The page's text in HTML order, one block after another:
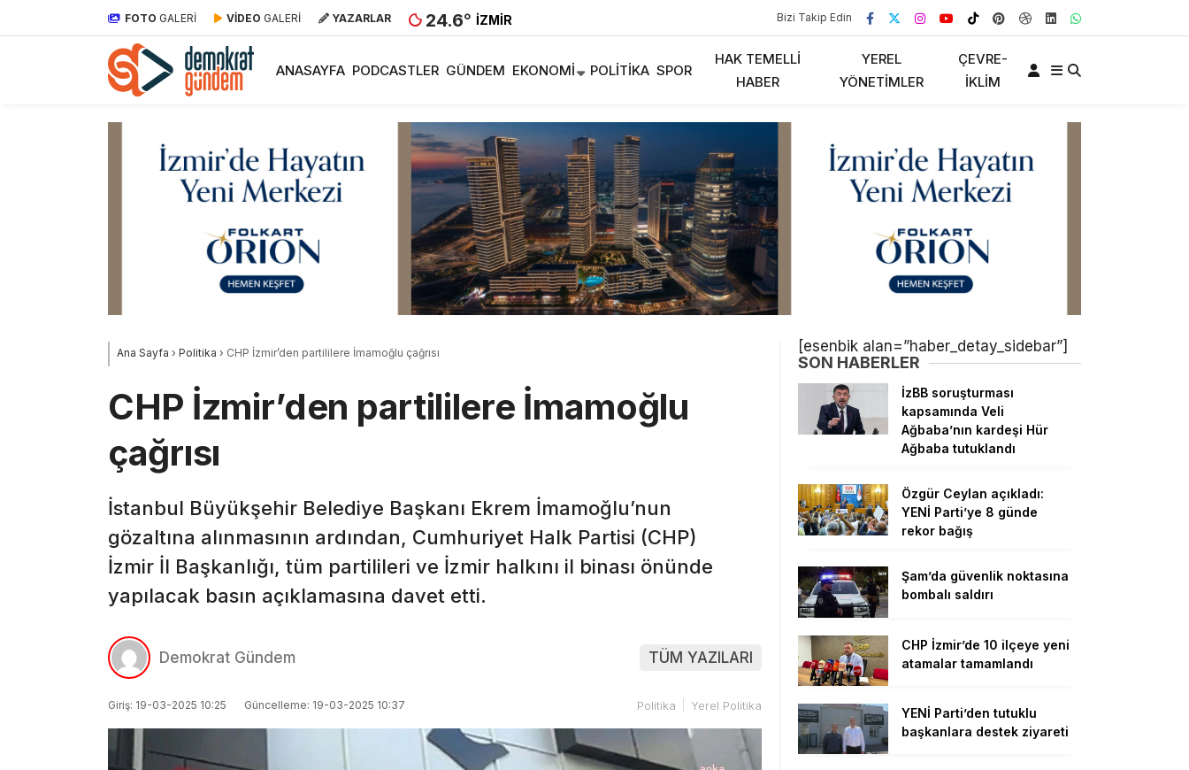
FOTO GALERİ VİDEO GALERİ YAZARLAR 24.6° İZMIR Bizi Takip Edin
ANASAYFA PODCASTLER GÜNDEM EKONOMI POLITIKA SPOR
HAK TEMELLI
HABER
YEREL
YÖNETIMLER
ÇEVRE-
İKLIM
Ana Sayfa › Politika › CHP İzmir’den partililere İmamoğlu çağrısı
CHP İzmir’den partililere İmamoğlu
çağrısı
İstanbul Büyükşehir Belediye Başkanı Ekrem İmamoğlu’nun
gözaltına alınmasının ardından, Cumhuriyet Halk Partisi (CHP)
İzmir İl Başkanlığı, tüm partilileri ve İzmir halkını il binası önünde
yapılacak basın açıklamasına davet etti.
Demokrat Gündem TÜM YAZILARI
Giriş: 19-03-2025 10:25 Güncelleme: 19-03-2025 10:37 Politika Yerel Politika
[esenbik alan=”haber_detay_sidebar”]
SON HABERLER
İzBB soruşturması
kapsamında Veli
Ağbaba’nın kardeşi Hür
Ağbaba tutuklandı
Özgür Ceylan açıkladı:
YENİ Parti’ye 8 günde
rekor bağış
Şam’da güvenlik noktasına
bombalı saldırı
CHP İzmir’de 10 ilçeye yeni
atamalar tamamlandı
YENİ Parti’den tutuklu
başkanlara destek ziyareti